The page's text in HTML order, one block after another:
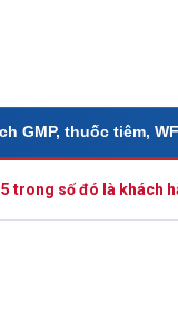
GMP, thuốc tiêm,
trong số đó là khách